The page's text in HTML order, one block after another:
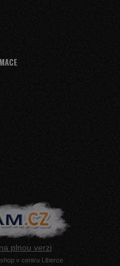
plnou verzi
v centru Liberce